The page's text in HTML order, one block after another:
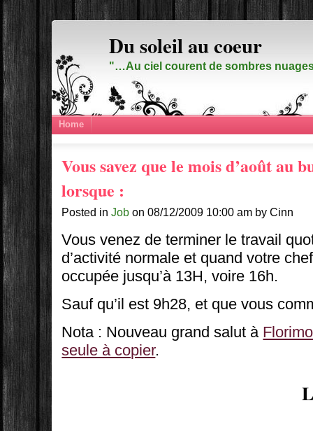
Du soleil au coeur
"…Au ciel courent de sombres
Home
Vous savez que le mois d’août au
lorsque :
Posted inJob on 08/12/2009 10:00 am by Cinn
Vous venez de terminer le travail
d’activité normale et quand votre
occupée jusqu’à 13H, voire 16h.
Sauf qu’il est 9h28, et que vous
Nota : Nouveau grand salut à
seule à copier.